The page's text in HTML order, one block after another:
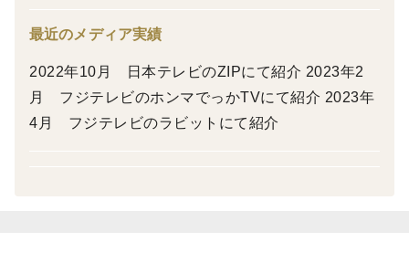
最近のメディア実績
2022年10月 日本テレビのZIPにて紹介 2023年2
月 フジテレビのホンマでっかTVにて紹介 2023年
4月 フジテレビのラビットにて紹介